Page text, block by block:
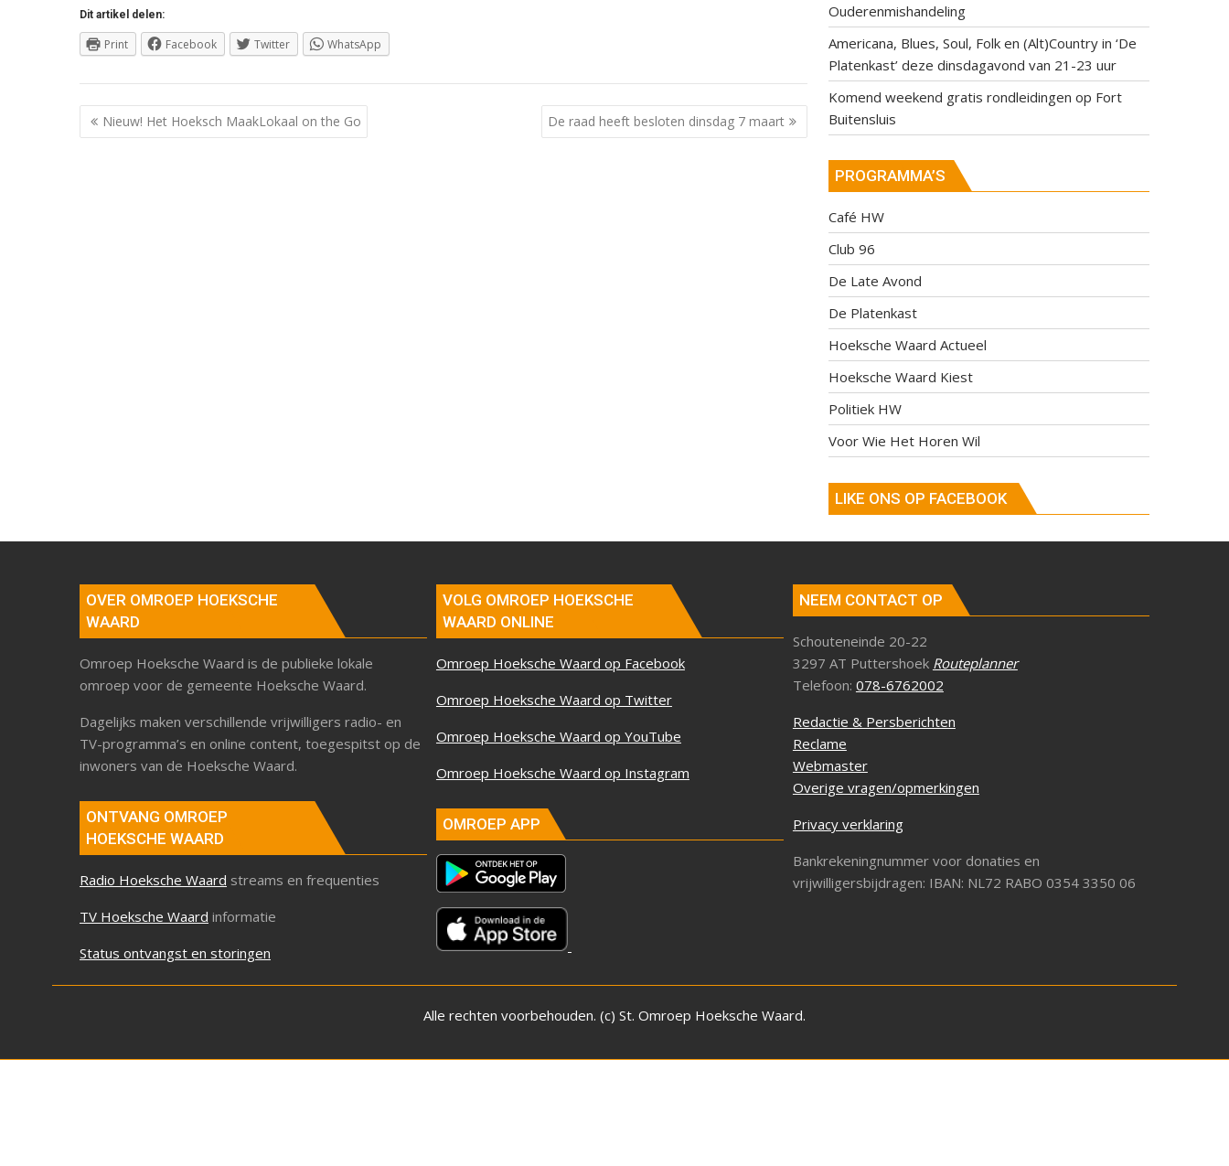
Dit artikel delen:
Print Facebook Twitter WhatsApp
Berichtnavigatie
Nieuw! Het Hoeksch MaakLokaal on the Go De raad heeft besloten dinsdag 7 maart
Ouderenmishandeling
Americana, Blues, Soul, Folk en (Alt)Country in ‘De
Platenkast’ deze dinsdagavond van 21-23 uur
Komend weekend gratis rondleidingen op Fort
Buitensluis
PROGRAMMA’S
Café HW
Club 96
De Late Avond
De Platenkast
Hoeksche Waard Actueel
Hoeksche Waard Kiest
Politiek HW
Voor Wie Het Horen Wil
LIKE ONS OP FACEBOOK
OVER OMROEP HOEKSCHE
WAARD
Omroep Hoeksche Waard is de publieke lokale
omroep voor de gemeente Hoeksche Waard.
Dagelijks maken verschillende vrijwilligers radio- en
TV-programma’s en online content, toegespitst op de
inwoners van de Hoeksche Waard.
ONTVANG OMROEP
HOEKSCHE WAARD
Radio Hoeksche Waard streams en frequenties
TV Hoeksche Waard informatie
Status ontvangst en storingen
VOLG OMROEP HOEKSCHE
WAARD ONLINE
Omroep Hoeksche Waard op Facebook
Omroep Hoeksche Waard op Twitter
Omroep Hoeksche Waard op YouTube
Omroep Hoeksche Waard op Instagram
OMROEP APP
NEEM CONTACT OP
Schouteneinde 20-22
3297 AT Puttershoek Routeplanner
Telefoon: 078-6762002
Redactie & Persberichten
Reclame
Webmaster
Overige vragen/opmerkingen
Privacy verklaring
Bankrekeningnummer voor donaties en
vrijwilligersbijdragen: IBAN: NL72 RABO 0354 3350 06
Alle rechten voorbehouden. (c) St. Omroep Hoeksche Waard.